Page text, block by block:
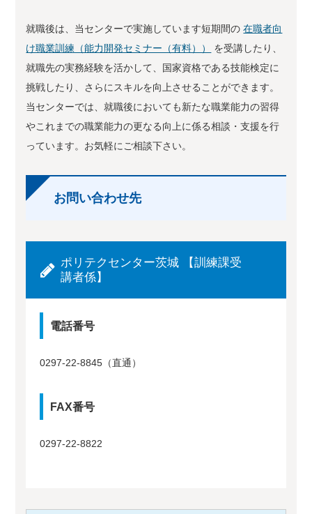
就職後は、当センターで実施しています短期間の 在職者向
け職業訓練（能力開発セミナー（有料））
を受講したり、
就職先の実務経験を活かして、国家資格である技能検定に
挑戦したり、さらにスキルを向上させることができます。
当センターでは、就職後においても新たな職業能力の習得
やこれまでの職業能力の更なる向上に係る相談・支援を行
っています。お気軽にご相談下さい。
お問い合わせ先
ポリテクセンター茨城 【訓練課受
講者係】
電話番号
0297-22-8845（直通）
FAX番号
0297-22-8822